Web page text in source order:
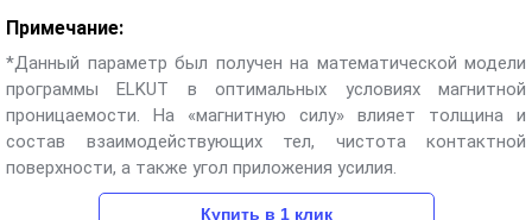
Примечание:
*Данный параметр был получен на математической модели
программы ELKUT в оптимальных условиях магнитной
проницаемости. На «магнитную силу» влияет толщина и
состав взаимодействующих тел, чистота контактной
поверхности, а также угол приложения усилия.